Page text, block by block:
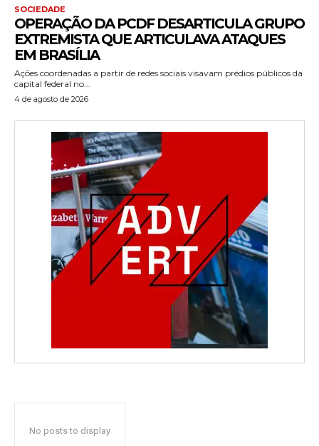
SOCIEDADE
OPERAÇÃO DA PCDF DESARTICULA GRUPO
EXTREMISTA QUE ARTICULAVA ATAQUES
EM BRASÍLIA
Ações coordenadas a partir de redes sociais visavam prédios públicos da
capital federal no...
4 de agosto de 2026
No posts to display